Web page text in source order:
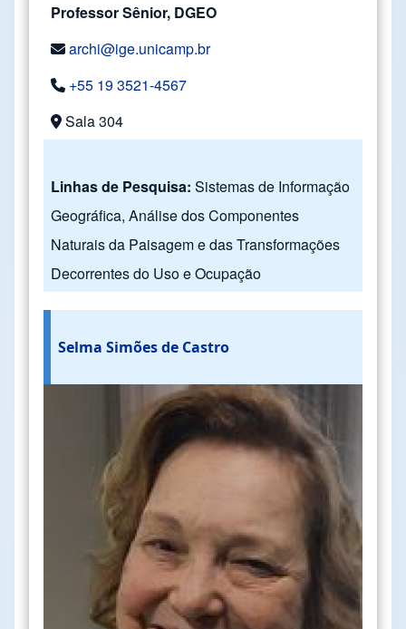
Professor Sênior, DGEO
archi@ige.unicamp.br
+55 19 3521-4567
Sala 304
Linhas de Pesquisa: Sistemas de Informação
Geográfica, Análise dos Componentes
Naturais da Paisagem e das Transformações
Decorrentes do Uso e Ocupação
Selma Simões de Castro